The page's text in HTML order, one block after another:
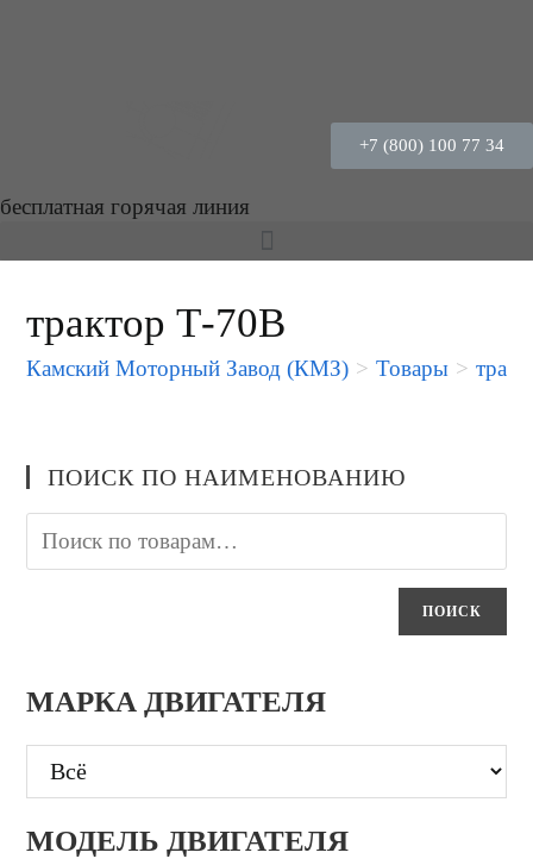
+7 (800) 100 77 34
бесплатная горячая линия
трактор Т-70В
Камский Моторный Завод (КМЗ) > Товары >
ПОИСК ПО НАИМЕНОВАНИЮ
ПОИСК
МАРКА ДВИГАТЕЛЯ
МОДЕЛЬ ДВИГАТЕЛЯ